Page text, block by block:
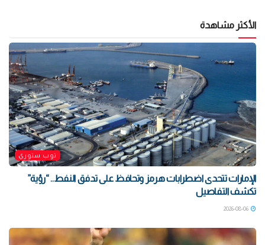
الأكثر مشاهدة
توب ستوري
الإمارات تتحدى اضطرابات هرمز وتحافظ على تدفق النفط.. “رؤية”
تكشف التفاصيل